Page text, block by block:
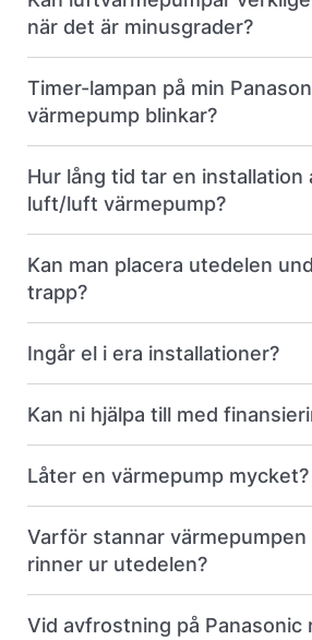
när det är minusgrader?
Timer-lampan på min
värmepump blinkar?
Hur lång tid tar en installation
luft/luft värmepump?
Kan man placera utedelen
trapp?
Ingår el i era installationer?
Kan ni hjälpa till med
Låter en värmepump mycket?
Varför stannar värmepumpen
rinner ur utedelen?
Vid avfrostning på Panasonic